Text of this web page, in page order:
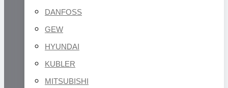
DANFOSS
GEW
HYUNDAI
KUBLER
MITSUBISHI